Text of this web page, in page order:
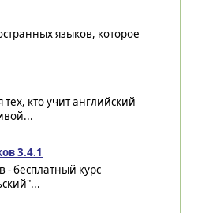
языков, которое
кто учит английский
3.4.1
- бесплатный курс